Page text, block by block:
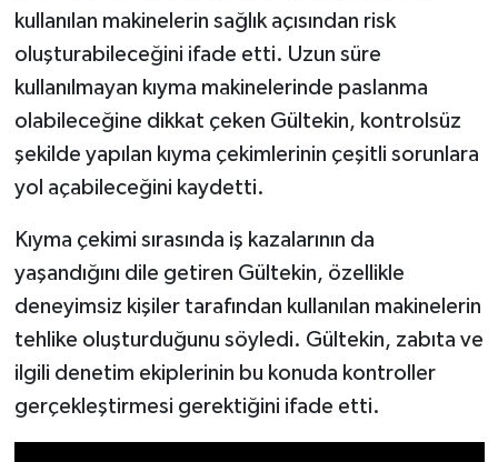
kullanılan makinelerin sağlık açısından risk
oluşturabileceğini ifade etti. Uzun süre
kullanılmayan kıyma makinelerinde paslanma
olabileceğine dikkat çeken Gültekin, kontrolsüz
şekilde yapılan kıyma çekimlerinin çeşitli sorunlara
yol açabileceğini kaydetti.
Kıyma çekimi sırasında iş kazalarının da
yaşandığını dile getiren Gültekin, özellikle
deneyimsiz kişiler tarafından kullanılan makinelerin
tehlike oluşturduğunu söyledi. Gültekin, zabıta ve
ilgili denetim ekiplerinin bu konuda kontroller
gerçekleştirmesi gerektiğini ifade etti.